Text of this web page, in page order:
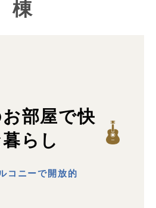
棟
らし
コニーで開放的